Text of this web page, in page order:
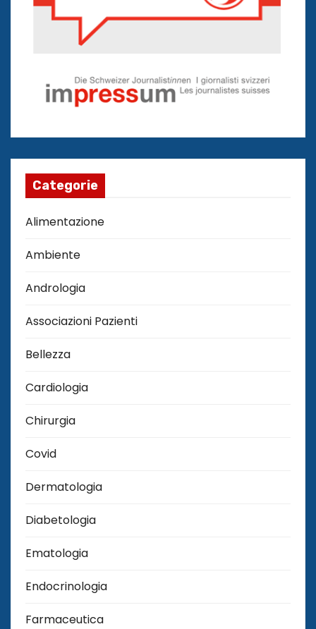
Categorie
Alimentazione
Ambiente
Andrologia
Associazioni Pazienti
Bellezza
Cardiologia
Chirurgia
Covid
Dermatologia
Diabetologia
Ematologia
Endocrinologia
Farmaceutica